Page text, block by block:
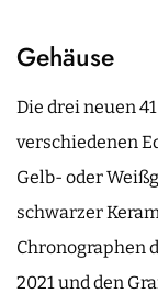
Gehäuse
Die drei neuen
verschiedenen
Gelb- oder
schwarzer
Chronographen
2021 und den